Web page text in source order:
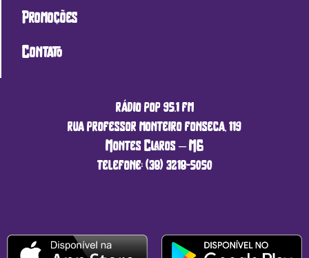
Promoções
Contato
rádio pop 95.1 fm
rua professor monteiro fonseca, 119
Montes Claros – MG
telefone: (38) 3218-5050